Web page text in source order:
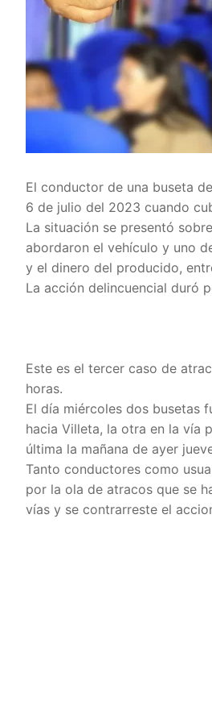
El conductor de una buseta
6 de julio del 2023 cuando
La situación se presentó
abordaron el vehículo y uno
y el dinero del producido,
La acción delincuencial duró
Este es el tercer caso de
horas.
El día miércoles dos busetas
hacia Villeta, la otra en la vía
última la mañana de ayer
Tanto conductores como
por la ola de atracos que se
vías y se contrarreste el